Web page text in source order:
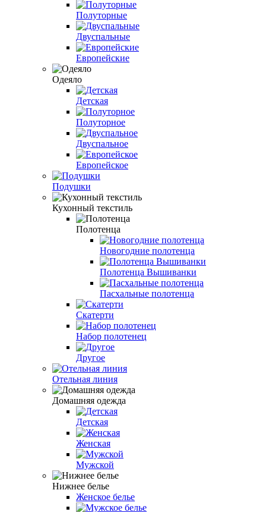
Полуторные
Двуспальные
Европейские
Одеяло
Детская
Полуторное
Двуспальное
Европейское
Подушки
Кухонный текстиль
Полотенца
Новогодние полотенца
Полотенца Вышиванки
Пасхальные полотенца
Скатерти
Набор полотенец
Другое
Отельная линия
Домашняя одежда
Детская
Женская
Мужской
Нижнее белье
Женское белье